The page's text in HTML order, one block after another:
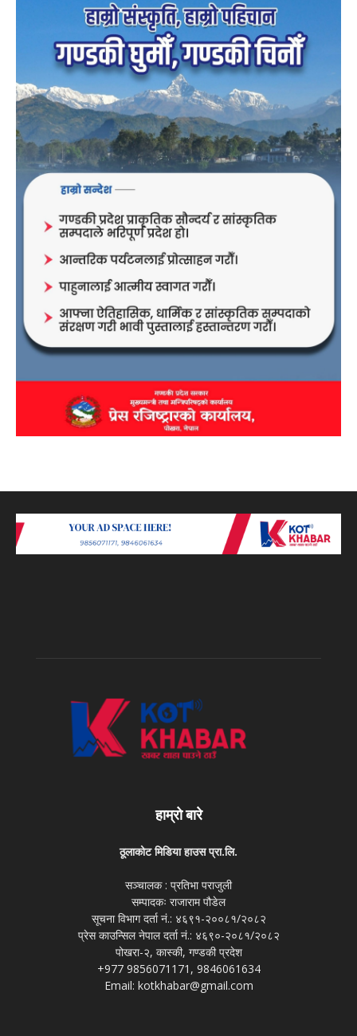
हाम्रो बारे
ठूलाकोट मिडिया हाउस प्रा.लि.
सञ्चालक : प्रतिभा पराजुली
सम्पादकः राजाराम पौडेल
सूचना विभाग दर्ता नं.: ४६९१-२००८१/२०८२
प्रेस काउन्सिल नेपाल दर्ता नं.: ४६९०-२०८१/२०८२
पोखरा-२, कास्की, गण्डकी प्रदेश
+977 9856071171, 9846061634
Email: kotkhabar@gmail.com